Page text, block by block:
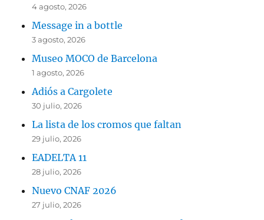
4 agosto, 2026
Message in a bottle
3 agosto, 2026
Museo MOCO de Barcelona
1 agosto, 2026
Adiós a Cargolete
30 julio, 2026
La lista de los cromos que faltan
29 julio, 2026
EADELTA 11
28 julio, 2026
Nuevo CNAF 2026
27 julio, 2026